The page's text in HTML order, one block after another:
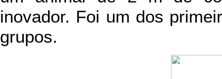
inovador. Foi um dos
grupos.